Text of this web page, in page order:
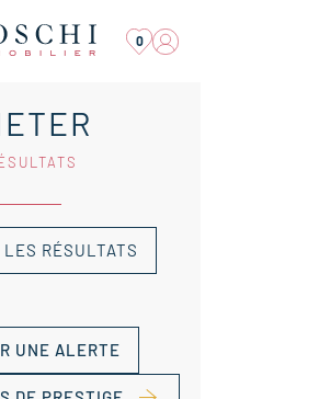
0
RÉSULTATS
UNE ALERTE